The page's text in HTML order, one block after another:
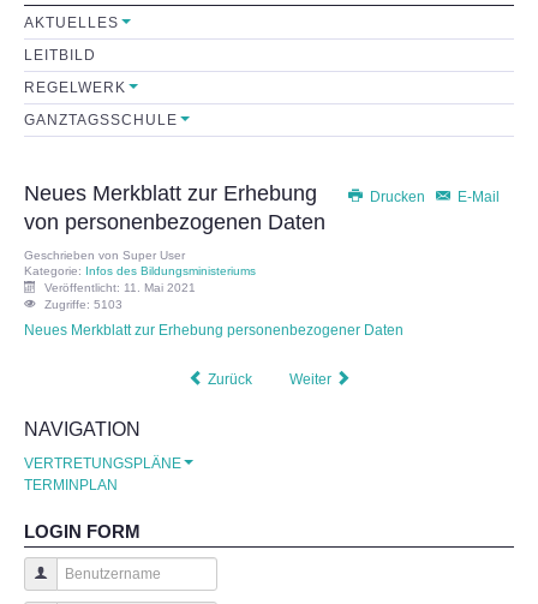
Schulleitung
Sekretariat
Mitarbeiter
Schulkonferenz
FÖRDERVEREIN
Satzung
Leistungen
FORMULARE
AKTUELLES
LEITBILD
REGELWERK
GANZTAGSSCHULE
Drucken E-Mail
Neues Merkblatt zur Erhebung
von personenbezogenen Daten
Geschrieben von Super User
Kategorie: Infos des Bildungsministeriums
Veröffentlicht: 11. Mai 2021
Zugriffe: 5103
Neues Merkblatt zur Erhebung personenbezogener Daten
Zurück Weiter
NAVIGATION
VERTRETUNGSPLÄNE
TERMINPLAN
LOGIN FORM
Benutzername